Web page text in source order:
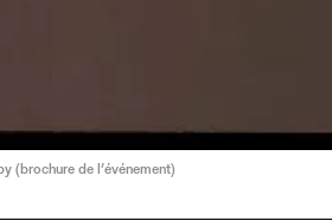
(brochure de l’événement)